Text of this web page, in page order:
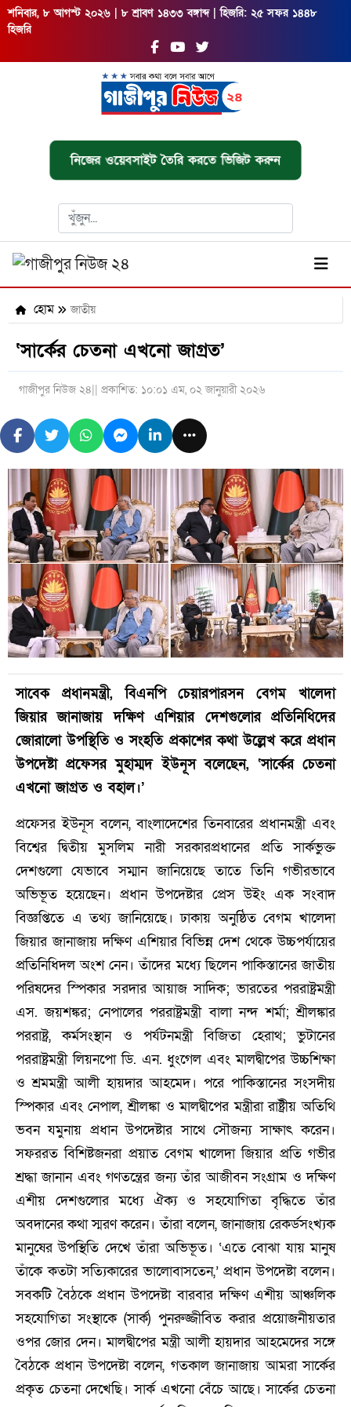
শনিবার, ৮ আগস্ট ২০২৬ | ৮ শ্রাবণ ১৪৩৩ বঙ্গাব্দ | হিজরি: ২৫ সফর ১৪৪৮
হিজরি
নিজের ওয়েবসাইট তৈরি করতে ভিজিট করুন
হোম জাতীয়
‘সার্কের চেতনা এখনো জাগ্রত’
গাজীপুর নিউজ ২৪ || প্রকাশিত: ১০:০১ এম, ০২ জানুয়ারী ২০২৬
সাবেক প্রধানমন্ত্রী, বিএনপি চেয়ারপারসন বেগম খালেদা
জিয়ার জানাজায় দক্ষিণ এশিয়ার দেশগুলোর প্রতিনিধিদের
জোরালো উপস্থিতি ও সংহতি প্রকাশের কথা উল্লেখ করে প্রধান
উপদেষ্টা প্রফেসর মুহাম্মদ ইউনূস বলেছেন, ‘সার্কের চেতনা
এখনো জাগ্রত ও বহাল।’
প্রফেসর ইউনূস বলেন, বাংলাদেশের তিনবারের প্রধানমন্ত্রী এবং
বিশ্বের দ্বিতীয় মুসলিম নারী সরকারপ্রধানের প্রতি সার্কভুক্ত
দেশগুলো যেভাবে সম্মান জানিয়েছে তাতে তিনি গভীরভাবে
অভিভূত হয়েছেন। প্রধান উপদেষ্টার প্রেস উইং এক সংবাদ
বিজ্ঞপ্তিতে এ তথ্য জানিয়েছে। ঢাকায় অনুষ্ঠিত বেগম খালেদা
জিয়ার জানাজায় দক্ষিণ এশিয়ার বিভিন্ন দেশ থেকে উচ্চপর্যায়ের
প্রতিনিধিদল অংশ নেন। তাঁদের মধ্যে ছিলেন পাকিস্তানের জাতীয়
পরিষদের স্পিকার সরদার আয়াজ সাদিক; ভারতের পররাষ্ট্রমন্ত্রী
এস. জয়শঙ্কর; নেপালের পররাষ্ট্রমন্ত্রী বালা নন্দ শর্মা; শ্রীলঙ্কার
পররাষ্ট্র, কর্মসংস্থান ও পর্যটনমন্ত্রী বিজিতা হেরাথ; ভুটানের
পররাষ্ট্রমন্ত্রী লিয়নপো ডি. এন. ধুংগেল এবং মালদ্বীপের উচ্চশিক্ষা
ও শ্রমমন্ত্রী আলী হায়দার আহমেদ। পরে পাকিস্তানের সংসদীয়
স্পিকার এবং নেপাল, শ্রীলঙ্কা ও মালদ্বীপের মন্ত্রীরা রাষ্ট্রীয় অতিথি
ভবন যমুনায় প্রধান উপদেষ্টার সাথে সৌজন্য সাক্ষাৎ করেন।
সফররত বিশিষ্টজনরা প্রয়াত বেগম খালেদা জিয়ার প্রতি গভীর
শ্রদ্ধা জানান এবং গণতন্ত্রের জন্য তাঁর আজীবন সংগ্রাম ও দক্ষিণ
এশীয় দেশগুলোর মধ্যে ঐক্য ও সহযোগিতা বৃদ্ধিতে তাঁর
অবদানের কথা স্মরণ করেন। তাঁরা বলেন, জানাজায় রেকর্ডসংখ্যক
মানুষের উপস্থিতি দেখে তাঁরা অভিভূত। ‘এতে বোঝা যায় মানুষ
তাঁকে কতটা সত্যিকারের ভালোবাসতেন,’ প্রধান উপদেষ্টা বলেন।
সবকটি বৈঠকে প্রধান উপদেষ্টা বারবার দক্ষিণ এশীয় আঞ্চলিক
সহযোগিতা সংস্থাকে (সার্ক) পুনরুজ্জীবিত করার প্রয়োজনীয়তার
ওপর জোর দেন। মালদ্বীপের মন্ত্রী আলী হায়দার আহমেদের সঙ্গে
বৈঠকে প্রধান উপদেষ্টা বলেন, গতকাল জানাজায় আমরা সার্কের
প্রকৃত চেতনা দেখেছি। সার্ক এখনো বেঁচে আছে। সার্কের চেতনা